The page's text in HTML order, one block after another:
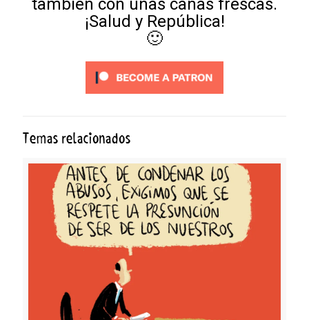
también con unas cañas frescas.
¡Salud y República!
🙂
Temas relacionados